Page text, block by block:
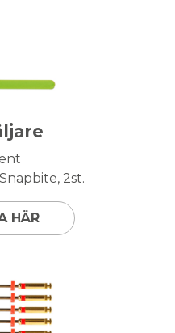
2st.
HÄR